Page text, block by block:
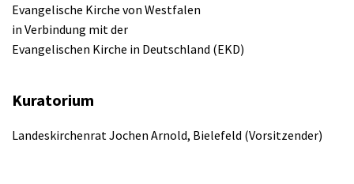
Evangelische Kirche von Westfalen
in Verbindung mit der
Evangelischen Kirche in Deutschland (EKD)
Kuratorium
Landeskirchenrat Jochen Arnold, Bielefeld (Vorsitzender)